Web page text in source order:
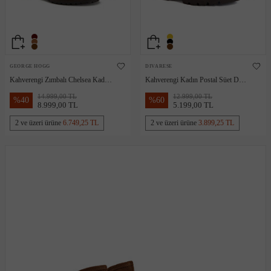
GEORGE HOGG
Kahverengi Zımbalı Chelsea Kadın
%40 14.999,00 TL
8.999,00 TL
2 ve üzeri ürüne 6.749,25 TL
DIVARESE
Kahverengi Kadın Postal Süet Deri
%60 12.999,00 TL
5.199,00 TL
2 ve üzeri ürüne 3.899,25 TL